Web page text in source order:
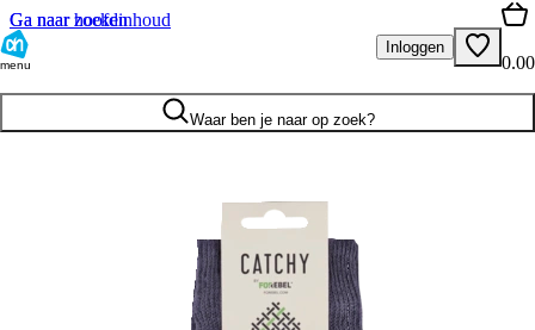
Ga naar hoofdinhoud
Ga naar zoeken
menu
Inloggen
0.00
Waar ben je naar op zoek?